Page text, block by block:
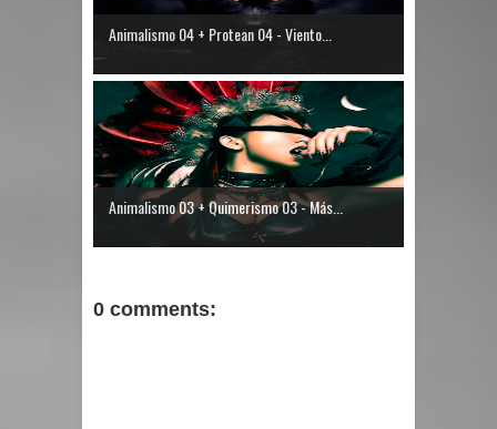
Animalismo 04 + Protean 04 - Viento...
Animalismo 03 + Quimerismo 03 - Más...
0 comments: